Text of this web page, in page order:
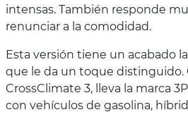
intensas. También responde
renunciar a la comodidad.
Esta versión tiene un acabado
que le da un toque distinguido.
CrossClimate 3, lleva la marca
con vehículos de gasolina,